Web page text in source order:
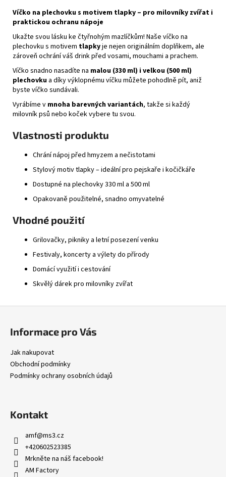
Víčko na plechovku s motivem tlapky – pro milovníky zvířat i
praktickou ochranu nápoje
Ukažte svou lásku ke čtyřnohým mazlíčkům! Naše víčko na
plechovku s motivem tlapkyje nejen originálním doplňkem, ale
zároveň ochrání váš drink před vosami, mouchami a prachem.
Víčko snadno nasadíte na malou (330 ml) i velkou (500 ml)
plechovku a díky výklopnému víčku můžete pohodlně pít, aniž
byste víčko sundávali.
Vyrábíme v mnoha barevných variantách, takže si každý
milovník psů nebo koček vybere tu svou.
Vlastnosti produktu
Chrání nápoj před hmyzem a nečistotami
Stylový motiv tlapky – ideální pro pejskaře i kočičkáře
Dostupné na plechovky 330 ml a 500 ml
Opakovaně použitelné, snadno omyvatelné
Vhodné použití
Grilovačky, pikniky a letní posezení venku
Festivaly, koncerty a výlety do přírody
Domácí využití i cestování
Skvělý dárek pro milovníky zvířat
Informace pro Vás
Jak nakupovat
Obchodní podmínky
Podmínky ochrany osobních údajů
Kontakt
amf@ms3.cz
+420602523385
Mrkněte na náš facebook!
AM Factory